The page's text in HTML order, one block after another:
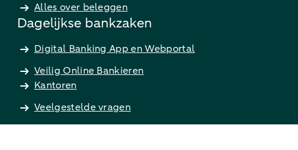
Alles over beleggen
Dagelijkse bankzaken
Digital Banking App en Webportal
Veilig Online Bankieren
Kantoren
Veelgestelde vragen